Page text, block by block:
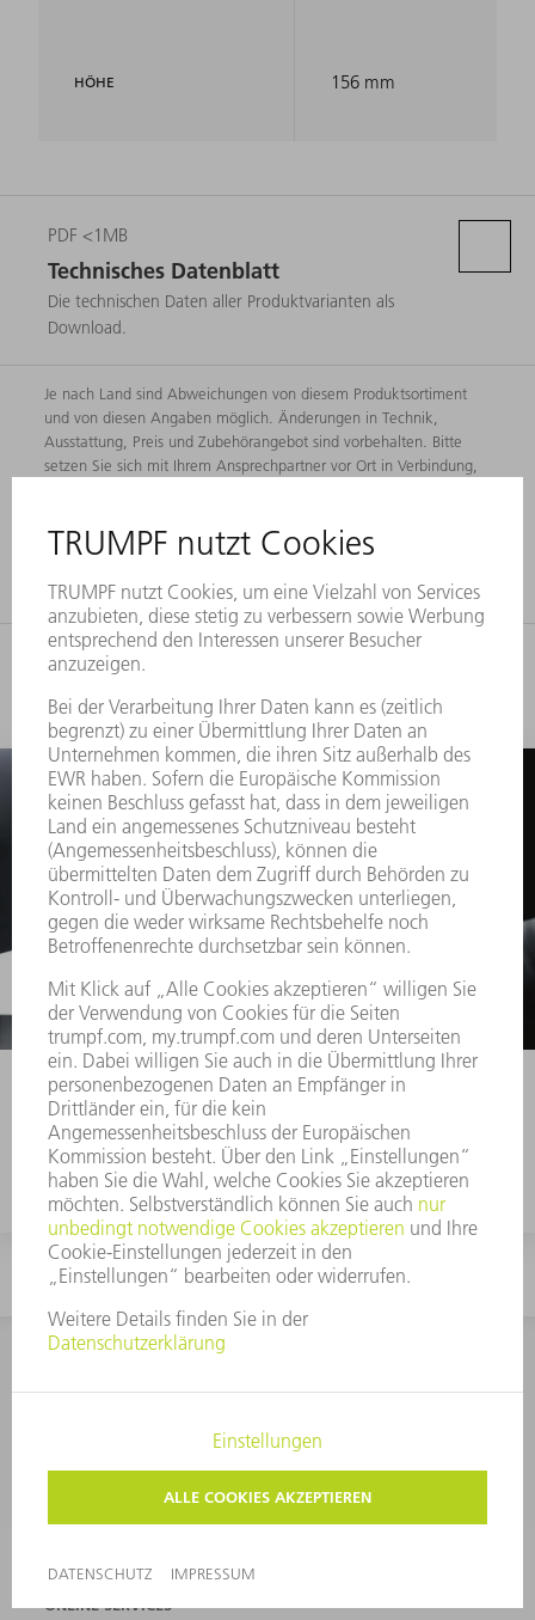
HÖHE 156 mm
PDF <1MB
Technisches Datenblatt
Die technischen Daten aller Produktvarianten als
Download.
Je nach Land sind Abweichungen von diesem Produktsortiment
und von diesen Angaben möglich. Änderungen in Technik,
Ausstattung, Preis und Zubehörangebot sind vorbehalten. Bitte
setzen Sie sich mit Ihrem Ansprechpartner vor Ort in Verbindung,
Diese Themen könnten Sie auch
interessieren
Trennen Für das Trennen bieten wir Ihnen die
Möglichkeit mit Blechscheren, Schlitzscheren
und Nibblern zu arbeiten. Erfahren Sie hier
mehr über die unterschiedlichen Vorteile.
KONTAKT NEWSROOM
TERMINE
NEWSLETTERANMELDUNG
ONLINE SERVICES